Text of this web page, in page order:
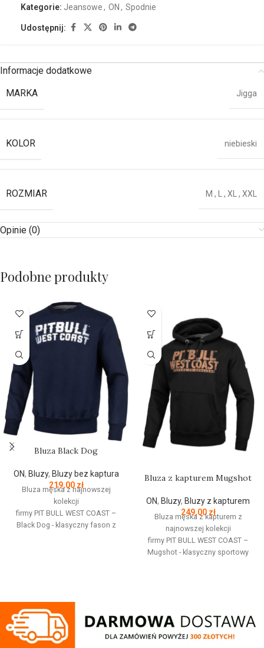
Kategorie: Jeansowe, ON , Spodnie
Udostępnij:
Informacje dodatkowe
MARKA
Jigga
KOLOR niebieski
ROZMIAR M , , XL , XXL
Opinie (0)
Podobne produkty
Bluza Black Dog
ON, Bluzy, Bluzy bez kaptura
219,00 zł
Bluza męska z najnowszej
kolekcji
firmy PIT BULL WEST COAST –
Black Dog - klasyczny fason z
ściągacze na rękawach oraz u
dołu bluzy - żebrowany kołnierz -
ściągacze rękawów dodatkowo
posiadają otwory na kciuk - od
Bluza z kapturem Mugshot
ON, Bluzy, Bluzy z kapturem
249,00 zł
Bluza męska z kapturem z
najnowszej kolekcji
firmy PIT BULL WEST COAST –
Mugshot - klasyczny sportowy
dotyku - mocne żebrowane
ściągacze na rękawach oraz u